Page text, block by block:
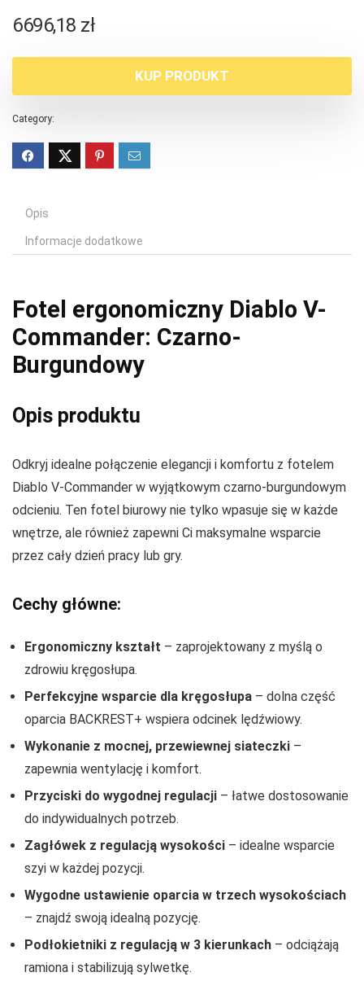
6696,18 zł
KUP PRODUKT
Category:
Opis
Informacje dodatkowe
Fotel ergonomiczny Diablo V-
Commander: Czarno-
Burgundowy
Opis produktu
Odkryj idealne połączenie elegancji i komfortu z fotelem
Diablo V-Commander w wyjątkowym czarno-burgundowym
odcieniu. Ten fotel biurowy nie tylko wpasuje się w każde
wnętrze, ale również zapewni Ci maksymalne wsparcie
przez cały dzień pracy lub gry.
Cechy główne:
Ergonomiczny kształt – zaprojektowany z myślą o
zdrowiu kręgosłupa.
Perfekcyjne wsparcie dla kręgosłupa – dolna część
oparcia BACKREST+ wspiera odcinek lędźwiowy.
Wykonanie z mocnej, przewiewnej siateczki –
zapewnia wentylację i komfort.
Przyciski do wygodnej regulacji – łatwe dostosowanie
do indywidualnych potrzeb.
Zagłówek z regulacją wysokości – idealne wsparcie
szyi w każdej pozycji.
Wygodne ustawienie oparcia w trzech wysokościach
– znajdź swoją idealną pozycję.
Podłokietniki z regulacją w 3 kierunkach – odciążają
ramiona i stabilizują sylwetkę.